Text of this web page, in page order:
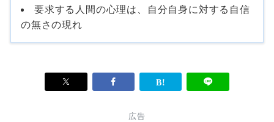
要求する人間の心理は、自分自身に対する自信
の無さの現れ
広告